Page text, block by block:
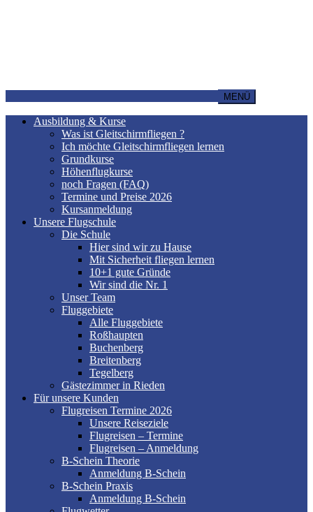
MENÜ
Ausbildung & Kurse
Was ist Gleitschirmfliegen ?
Ich möchte Gleitschirmfliegen lernen
Grundkurse
Höhenflugkurse
noch Fragen (FAQ)
Termine und Preise 2026
Kursanmeldung
Unsere Flugschule
Die Schule
Hier sind wir zu Hause
Mit Sicherheit fliegen lernen
10+1 gute Gründe
Wir sind die Nr. 1
Unser Team
Fluggebiete
Alle Fluggebiete
Roßhaupten
Buchenberg
Breitenberg
Tegelberg
Gästezimmer in Rieden
Für unsere Kunden
Flugreisen Termine 2026
Unsere Reiseziele
Flugreisen – Termine
Flugreisen – Anmeldung
B-Schein Theorie
Anmeldung B-Schein
B-Schein Praxis
Anmeldung B-Schein